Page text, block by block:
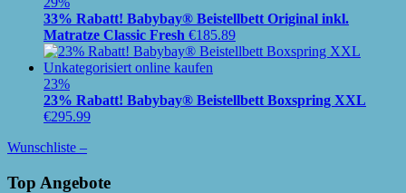
33% Rabatt! Babybay® Beistellbett Original inkl.
Matratze Classic Fresh €185.89
23%
23% Rabatt! Babybay® Beistellbett Boxspring XXL
€295.99
Wunschliste –
Top Angebote